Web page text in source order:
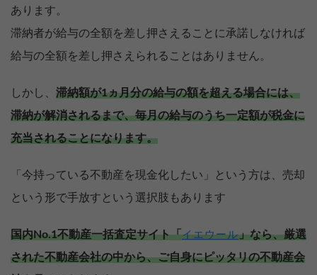
あります。
滞納者が給与の全額を差し押さえることに承諾しなければ
給与の全額を差し押さえられることはありません。
しかし、 滞納額が1ヵ月分の給与の額を超える場合には、
滞納が解消されるまで、毎月の給与のうち一定額が税金に
充当されることになります。
「今持っている不動産を現金化したい」という方は、売却
という形で手放すという選択肢もあります
国内No.1不動産一括査定サイト「イエウール」なら、厳選
された不動産会社の中から、ご自身にピッタリの不動産会